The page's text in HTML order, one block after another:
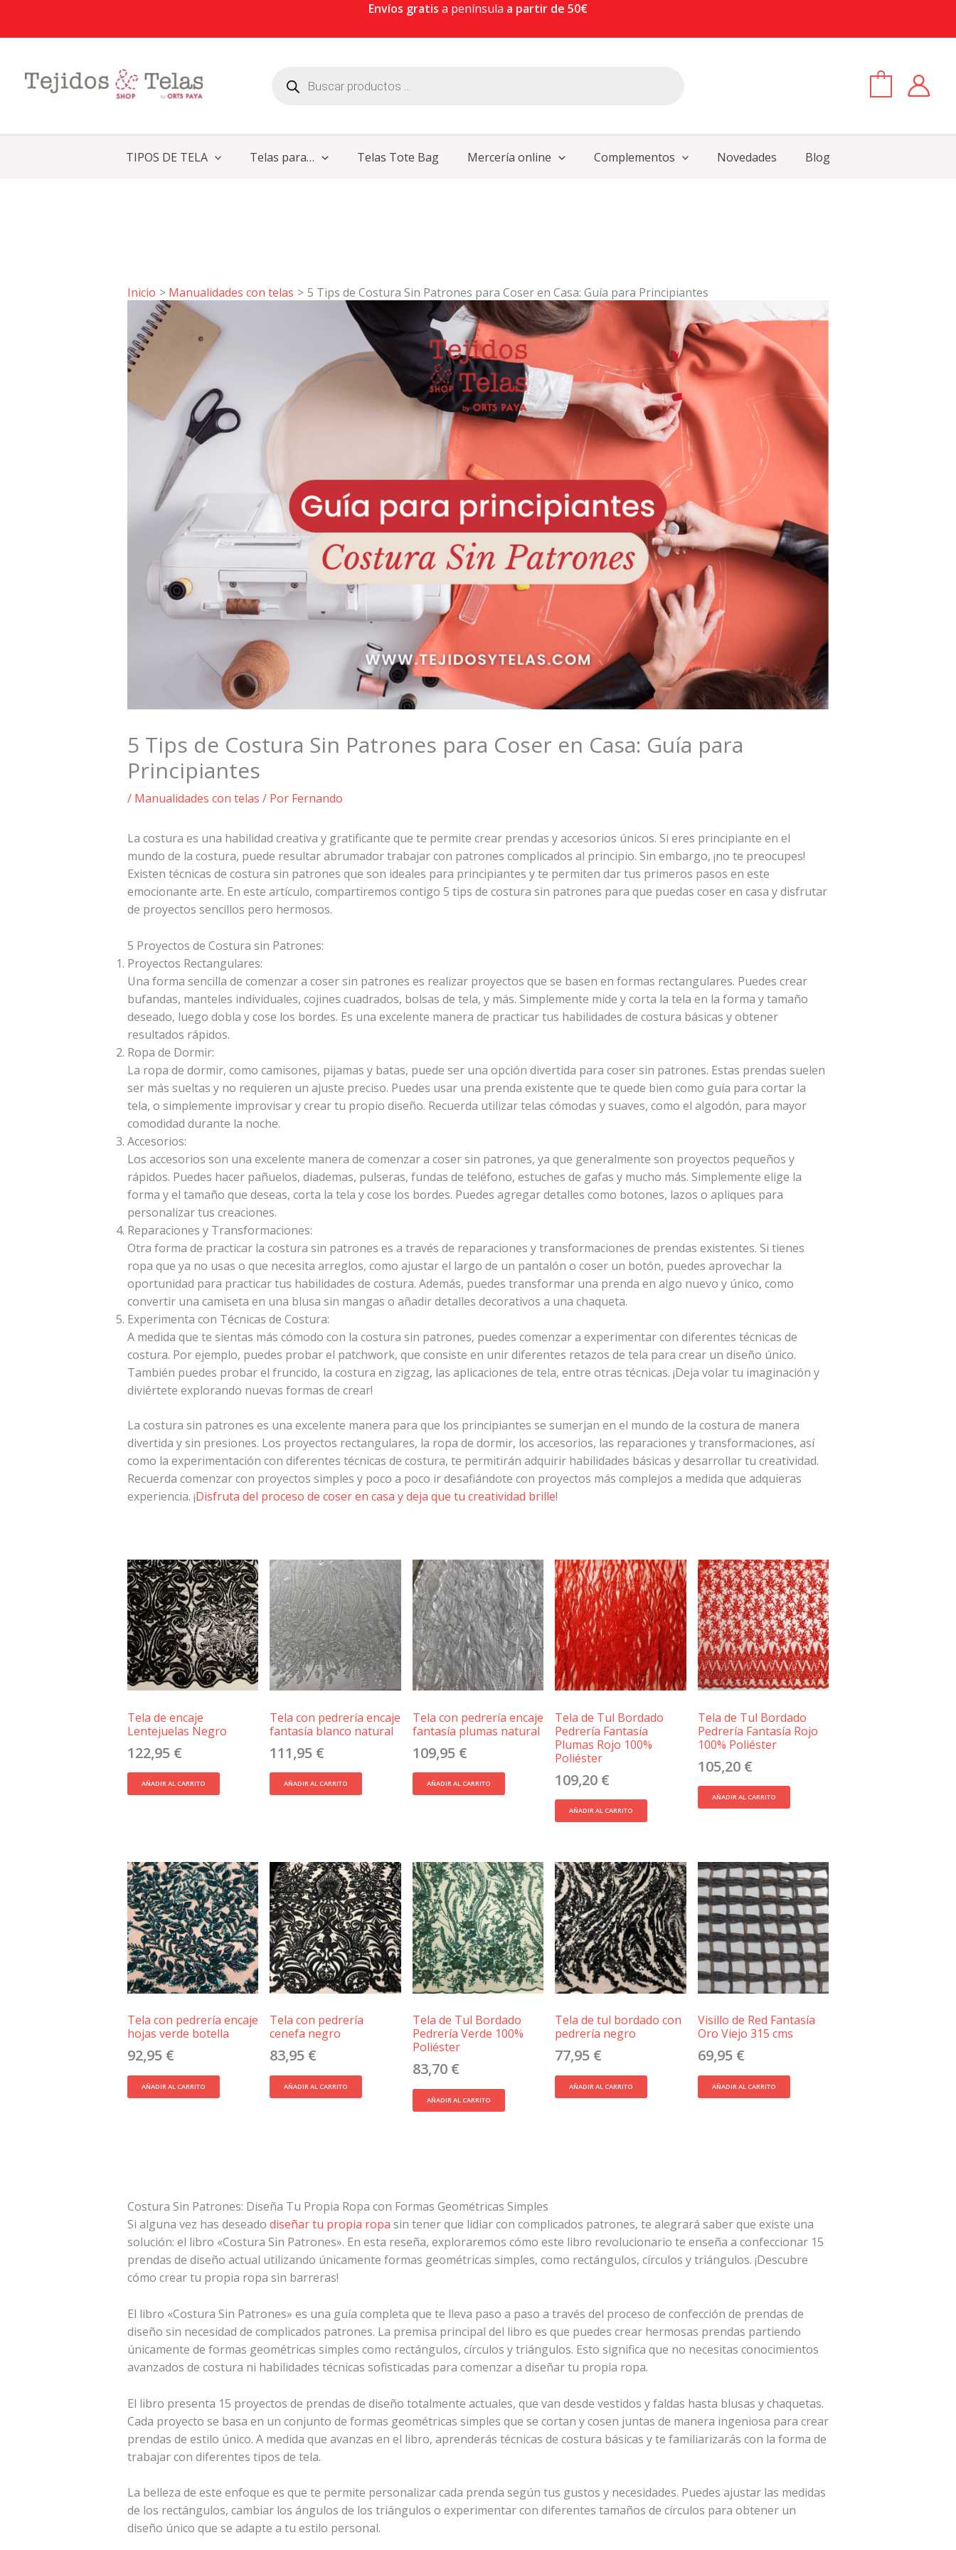
Envíos gratis a península a partir de 50€
TIPOS DE TELA Telas para… Telas Tote Bag Mercería online Complementos Novedades Blog
Inicio Manualidades con telas 5 Tips de Costura Sin Patrones para Coser en Casa: Guía para Principiantes
5 Tips de Costura Sin Patrones para Coser en Casa: Guía para
Principiantes
/ Manualidades con telas / Por Fernando
La costura es una habilidad creativa y gratificante que te permite crear prendas y accesorios únicos. Si eres principiante en el
mundo de la costura, puede resultar abrumador trabajar con patrones complicados al principio. Sin embargo, ¡no te preocupes!
Existen técnicas de costura sin patrones que son ideales para principiantes y te permiten dar tus primeros pasos en este
emocionante arte. En este artículo, compartiremos contigo 5 tips de costura sin patrones para que puedas coser en casa y disfrutar
de proyectos sencillos pero hermosos.
5 Proyectos de Costura sin Patrones:
Proyectos Rectangulares:
Una forma sencilla de comenzar a coser sin patrones es realizar proyectos que se basen en formas rectangulares. Puedes crear
bufandas, manteles individuales, cojines cuadrados, bolsas de tela, y más. Simplemente mide y corta la tela en la forma y tamaño
deseado, luego dobla y cose los bordes. Es una excelente manera de practicar tus habilidades de costura básicas y obtener
resultados rápidos.
Ropa de Dormir:
La ropa de dormir, como camisones, pijamas y batas, puede ser una opción divertida para coser sin patrones. Estas prendas suelen
ser más sueltas y no requieren un ajuste preciso. Puedes usar una prenda existente que te quede bien como guía para cortar la
tela, o simplemente improvisar y crear tu propio diseño. Recuerda utilizar telas cómodas y suaves, como el algodón, para mayor
comodidad durante la noche.
Accesorios:
Los accesorios son una excelente manera de comenzar a coser sin patrones, ya que generalmente son proyectos pequeños y
rápidos. Puedes hacer pañuelos, diademas, pulseras, fundas de teléfono, estuches de gafas y mucho más. Simplemente elige la
forma y el tamaño que deseas, corta la tela y cose los bordes. Puedes agregar detalles como botones, lazos o apliques para
personalizar tus creaciones.
Reparaciones y Transformaciones:
Otra forma de practicar la costura sin patrones es a través de reparaciones y transformaciones de prendas existentes. Si tienes
ropa que ya no usas o que necesita arreglos, como ajustar el largo de un pantalón o coser un botón, puedes aprovechar la
oportunidad para practicar tus habilidades de costura. Además, puedes transformar una prenda en algo nuevo y único, como
convertir una camiseta en una blusa sin mangas o añadir detalles decorativos a una chaqueta.
Experimenta con Técnicas de Costura:
A medida que te sientas más cómodo con la costura sin patrones, puedes comenzar a experimentar con diferentes técnicas de
costura. Por ejemplo, puedes probar el patchwork, que consiste en unir diferentes retazos de tela para crear un diseño único.
También puedes probar el fruncido, la costura en zigzag, las aplicaciones de tela, entre otras técnicas. ¡Deja volar tu imaginación y
diviértete explorando nuevas formas de crear!
La costura sin patrones es una excelente manera para que los principiantes se sumerjan en el mundo de la costura de manera
divertida y sin presiones. Los proyectos rectangulares, la ropa de dormir, los accesorios, las reparaciones y transformaciones, así
como la experimentación con diferentes técnicas de costura, te permitirán adquirir habilidades básicas y desarrollar tu creatividad.
Recuerda comenzar con proyectos simples y poco a poco ir desafiándote con proyectos más complejos a medida que adquieras
experiencia. ¡Disfruta del proceso de coser en casa y deja que tu creatividad brille!
Tela de encaje
Lentejuelas Negro
122,95 €
AÑADIR AL CARRITO
Tela con pedrería encaje
fantasía blanco natural
111,95 €
AÑADIR AL CARRITO
Tela con pedrería encaje
fantasía plumas natural
109,95 €
AÑADIR AL CARRITO
Tela de Tul Bordado
Pedrería Fantasía
Plumas Rojo 100%
Poliéster
109,20 €
AÑADIR AL CARRITO
Tela de Tul Bordado
Pedrería Fantasía Rojo
100% Poliéster
105,20 €
AÑADIR AL CARRITO
Tela con pedrería encaje
hojas verde botella
92,95 €
AÑADIR AL CARRITO
Tela con pedrería
cenefa negro
83,95 €
AÑADIR AL CARRITO
Tela de Tul Bordado
Pedrería Verde 100%
Poliéster
83,70 €
AÑADIR AL CARRITO
Tela de tul bordado con
pedrería negro
77,95 €
AÑADIR AL CARRITO
Visillo de Red Fantasía
Oro Viejo 315 cms
69,95 €
AÑADIR AL CARRITO
Costura Sin Patrones: Diseña Tu Propia Ropa con Formas Geométricas Simples
Si alguna vez has deseado diseñar tu propia ropa sin tener que lidiar con complicados patrones, te alegrará saber que existe una
solución: el libro «Costura Sin Patrones». En esta reseña, exploraremos cómo este libro revolucionario te enseña a confeccionar 15
prendas de diseño actual utilizando únicamente formas geométricas simples, como rectángulos, círculos y triángulos. ¡Descubre
cómo crear tu propia ropa sin barreras!
El libro «Costura Sin Patrones» es una guía completa que te lleva paso a paso a través del proceso de confección de prendas de
diseño sin necesidad de complicados patrones. La premisa principal del libro es que puedes crear hermosas prendas partiendo
únicamente de formas geométricas simples como rectángulos, círculos y triángulos. Esto significa que no necesitas conocimientos
avanzados de costura ni habilidades técnicas sofisticadas para comenzar a diseñar tu propia ropa.
El libro presenta 15 proyectos de prendas de diseño totalmente actuales, que van desde vestidos y faldas hasta blusas y chaquetas.
Cada proyecto se basa en un conjunto de formas geométricas simples que se cortan y cosen juntas de manera ingeniosa para crear
prendas de estilo único. A medida que avanzas en el libro, aprenderás técnicas de costura básicas y te familiarizarás con la forma de
trabajar con diferentes tipos de tela.
La belleza de este enfoque es que te permite personalizar cada prenda según tus gustos y necesidades. Puedes ajustar las medidas
de los rectángulos, cambiar los ángulos de los triángulos o experimentar con diferentes tamaños de círculos para obtener un
diseño único que se adapte a tu estilo personal.